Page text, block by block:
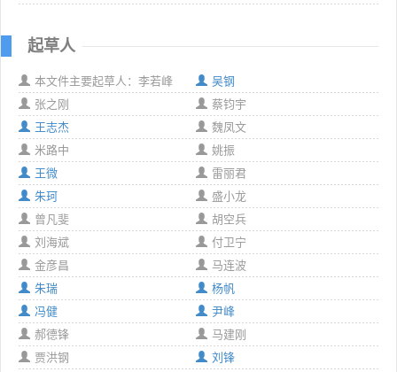
起草人
本文件主要起草人：李若峰
吴钢
张之刚
蔡钧宇
王志杰
魏凤文
米路中
姚振
王微
雷丽君
朱珂
盛小龙
曾凡斐
胡空兵
刘海斌
付卫宁
金彦昌
马连波
朱瑞
杨帆
冯健
尹峰
郝德锋
马建刚
贾洪钢
刘锋